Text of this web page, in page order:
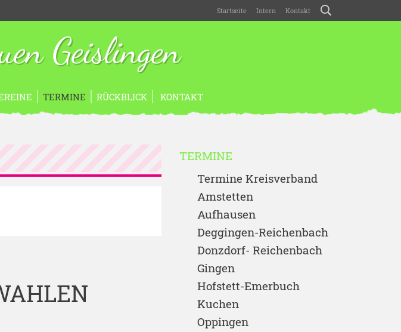
Startseite Intern Kontakt
Geislingen
TERMINE RÜCKBLICK KONTAKT
TERMINE
Termine Kreisverband
Amstetten
Aufhausen
Deggingen-Reichenbach
Donzdorf- Reichenbach
Gingen
Hofstett-Emerbuch
Kuchen
Oppingen